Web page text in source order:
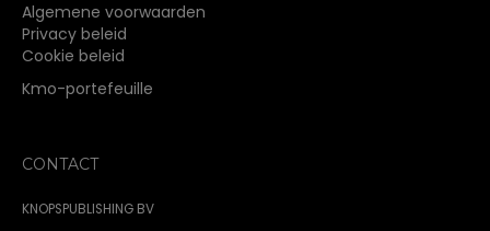
Algemene voorwaarden
Privacy beleid
Cookie beleid
Kmo-portefeuille
CONTACT
KNOPSPUBLISHING BV